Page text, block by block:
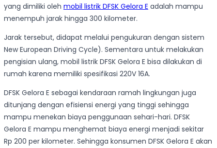
yang dimiliki oleh mobil listrik DFSK Gelora E adalah mampu
menempuh jarak hingga 300 kilometer.
Jarak tersebut, didapat melalui pengukuran dengan sistem
New European Driving Cycle). Sementara untuk melakukan
pengisian ulang, mobil listrik DFSK Gelora E bisa dilakukan di
rumah karena memiliki spesifikasi 220V 16A.
DFSK Gelora E sebagai kendaraan ramah lingkungan juga
ditunjang dengan efisiensi energi yang tinggi sehingga
mampu menekan biaya penggunaan sehari-hari. DFSK
Gelora E mampu menghemat biaya energi menjadi sekitar
Rp 200 per kilometer. Sehingga konsumen DFSK Gelora E akan